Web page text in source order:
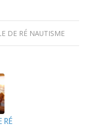
DE RÉ NAUTISME
RÉ